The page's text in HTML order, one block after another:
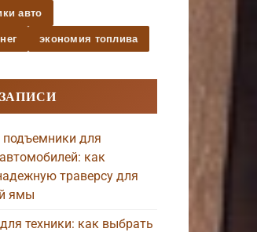
авто
экономия топлива
для
как
траверсу для
ямы
техники: как выбрать